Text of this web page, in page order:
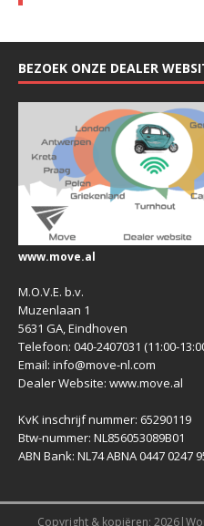
BEZOEK ONZE DEALER
www.move.al
M.O.V.E. b.v.
Muzenlaan 1
5631 GA, Eindhoven
Telefoon: 040-2407031 (11:00-
Email: info@move-nl.com
Dealer Website: www.move.al
KvK inschrijf nummer: 65290119
Btw-nummer: NL856053089B01
ABN Bank: NL74 ABNA 0447 0247
Copyright & kopiëren;